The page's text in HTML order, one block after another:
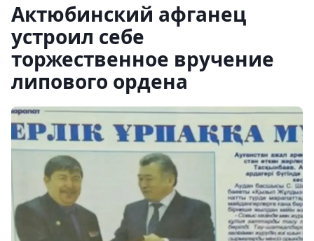
Актюбинский афганец
устроил себе
торжественное вручение
липового ордена